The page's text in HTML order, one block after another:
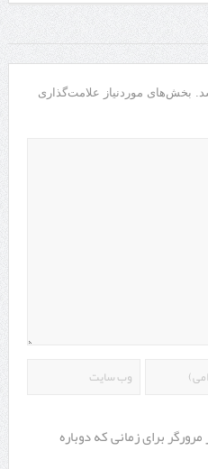
بخش‌های موردنیاز علامت‌گذاری
برای زمانی که دوباره